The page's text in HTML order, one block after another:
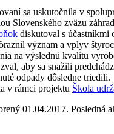
sa uskutočnila v
Slovenského zväzu
diskutoval s účastníkmi
význam a vplyv
na výslednú kvalitu
aby sa snažili
odpady dôsledne triedili.
v rámci projektu Škola
01.04.2017. Posledná